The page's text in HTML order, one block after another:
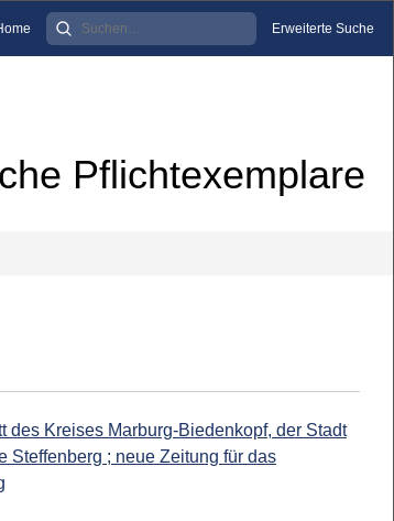
Erweiterte Suche
Pflichtexemplare
des Kreises Marburg-Biedenkopf, der Stadt
Steffenberg ; neue Zeitung für das